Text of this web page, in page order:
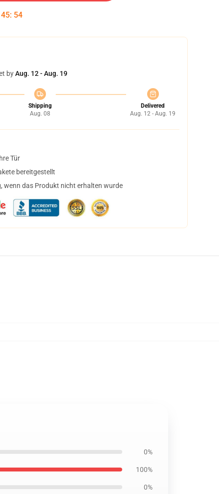
45: 53
byAug. 12 - Aug. 19
Shipping
Aug. 08
Delivered
Aug. 12 - Aug. 19
Tür
bereitgestellt
wenn das Produkt nicht erhalten wurde
0%
100%
0%